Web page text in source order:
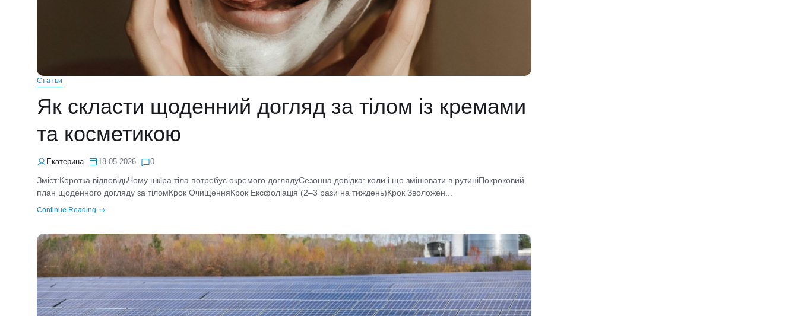
Статьи
Як скласти щоденний догляд за тілом із кремами
та косметикою
Екатерина 18.05.2026 0
Зміст:Коротка відповідьЧому шкіра тіла потребує окремого доглядуСезонна довідка: коли і що змінювати в рутиніПокроковий
план щоденного догляду за тіломКрок ОчищенняКрок Ексфоліація (2–3 рази на тиждень)Крок Зволожен...
Continue Reading